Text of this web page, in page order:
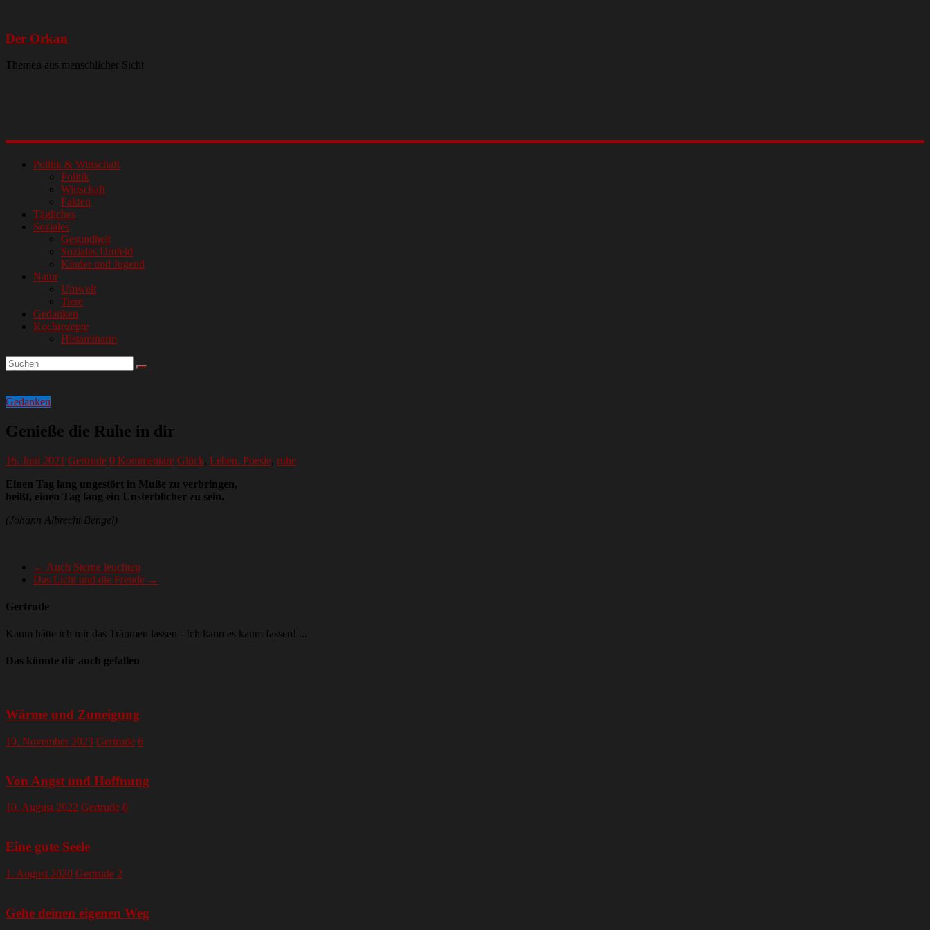
Der Orkan
Themen aus menschlicher Sicht
Politik & Wirtschaft
Politik
Wirtschaft
Fakten
Tägliches
Soziales
Gesundheit
Soziales Umfeld
Kinder und Jugend
Natur
Umwelt
Tiere
Gedanken
Kochrezepte
Histaminarm
Gedanken
Genieße die Ruhe in dir
16. Juni 2021 Gertrude 0 Kommentare Glück, Leben. Poesie, ruhe
Einen Tag lang ungestört in Muße zu verbringen,
heißt, einen Tag lang ein Unsterblicher zu sein.
(Johann Albrecht Bengel)
← Auch Sterne leuchten
Das Licht und die Freude →
Gertrude
Kaum hätte ich mir das Träumen lassen - Ich kann es kaum fassen! ...
Das könnte dir auch gefallen
Wärme und Zuneigung
10. November 2023 Gertrude 6
Von Angst und Hoffnung
10. August 2022 Gertrude 0
Eine gute Seele
1. August 2020 Gertrude 2
Gehe deinen eigenen Weg